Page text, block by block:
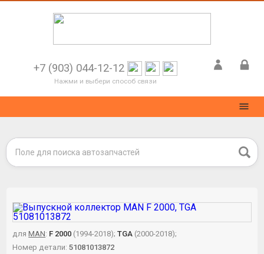
+7 (903) 044-12-12
Нажми и выбери способ связи
дляMAN: F 2000 (1994-2018);TGA (2000-2018);
Номер детали:51081013872